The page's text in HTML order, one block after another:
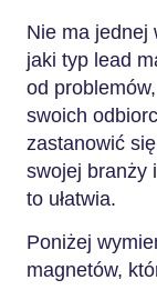
Nie ma jednej
jaki typ lead
od
swoich
zastanowić
swojej branży
to ułatwia.
Poniżej
magnetów,